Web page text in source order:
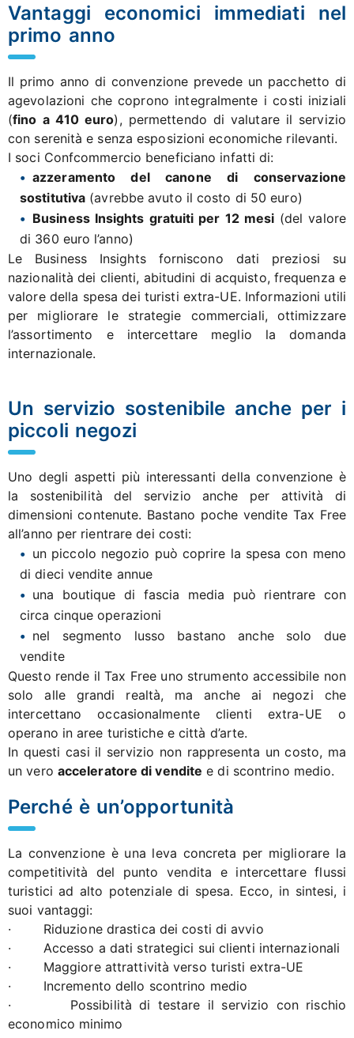
Vantaggi economici immediati nel
primo anno
Il primo anno di convenzione prevede un pacchetto di
agevolazioni che coprono integralmente i costi iniziali
(fino a 410 euro), permettendo di valutare il servizio
con serenità e senza esposizioni economiche rilevanti.
I soci Confcommercio beneficiano infatti di:
azzeramento del canone di conservazione
sostitutiva (avrebbe avuto il costo di 50 euro)
Business Insights gratuiti per 12 mesi (del valore
di 360 euro l’anno)
Le Business Insights forniscono dati preziosi su
nazionalità dei clienti, abitudini di acquisto, frequenza e
valore della spesa dei turisti extra-UE. Informazioni utili
per migliorare le strategie commerciali, ottimizzare
l’assortimento e intercettare meglio la domanda
internazionale.
Un servizio sostenibile anche per i
piccoli negozi
Uno degli aspetti più interessanti della convenzione è
la sostenibilità del servizio anche per attività di
dimensioni contenute. Bastano poche vendite Tax Free
all’anno per rientrare dei costi:
un piccolo negozio può coprire la spesa con meno
di dieci vendite annue
una boutique di fascia media può rientrare con
circa cinque operazioni
nel segmento lusso bastano anche solo due
vendite
Questo rende il Tax Free uno strumento accessibile non
solo alle grandi realtà, ma anche ai negozi che
intercettano occasionalmente clienti extra-UE o
operano in aree turistiche e città d’arte.
In questi casi il servizio non rappresenta un costo, ma
un vero acceleratore di vendite e di scontrino medio.
Perché è un’opportunità
La convenzione è una leva concreta per migliorare la
competitività del punto vendita e intercettare flussi
turistici ad alto potenziale di spesa. Ecco, in sintesi, i
suoi vantaggi:
· Riduzione drastica dei costi di avvio
· Accesso a dati strategici sui clienti internazionali
· Maggiore attrattività verso turisti extra-UE
· Incremento dello scontrino medio
· Possibilità di testare il servizio con rischio
economico minimo